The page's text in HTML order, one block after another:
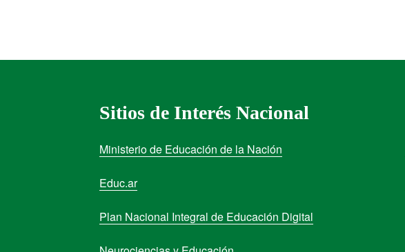
Sitios de Interés Nacional
Ministerio de Educación de la Nación
Educ.ar
Plan Nacional Integral de Educación Digital